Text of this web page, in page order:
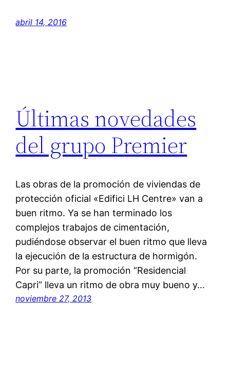
abril 14, 2016
Últimas novedades
del grupo Premier
Las obras de la promoción de viviendas de
protección oficial «Edifici LH Centre» van a
buen ritmo. Ya se han terminado los
complejos trabajos de cimentación,
pudiéndose observar el buen ritmo que lleva
la ejecución de la estructura de hormigón.
Por su parte, la promoción “Residencial
Capri” lleva un ritmo de obra muy bueno y…
noviembre 27, 2013